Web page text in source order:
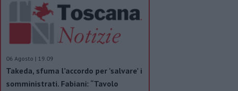
06 Agosto | 19.09
Takeda, sfuma l’accordo per ’salvare’ i
somministrati. Fabiani: “Tavolo